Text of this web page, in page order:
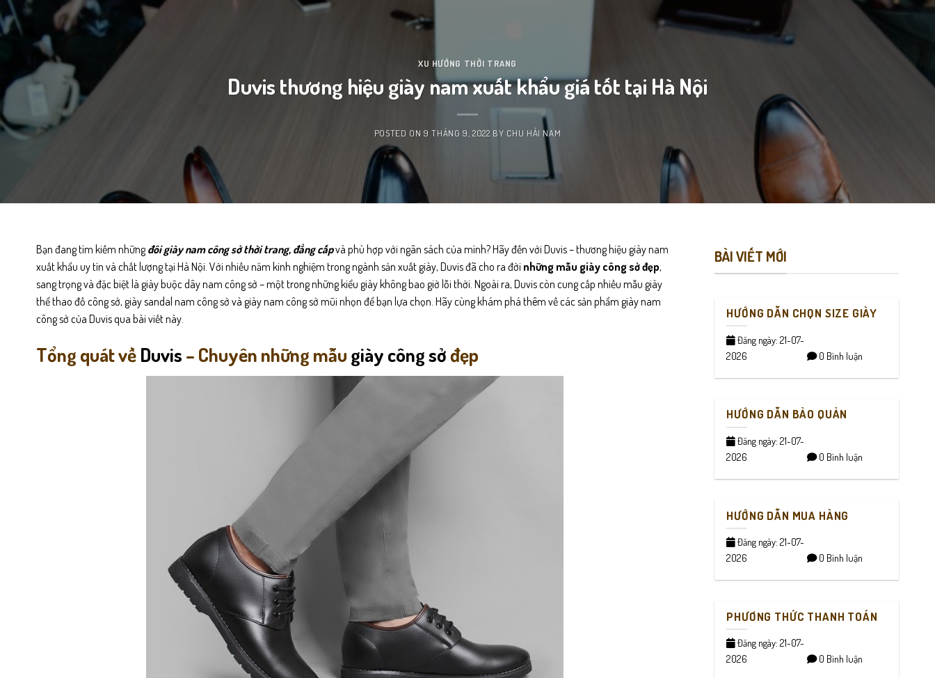
XU HƯỚNG THỜI TRANG
Duvis thương hiệu giày nam xuất khẩu giá tốt tại Hà Nội
POSTED ON9 THÁNG 9, 2022 BY CHU HẢI NAM
Bạn đang tìm kiếm nhữngđôi giày nam công sở thời trang, đẳng cấpvà phù hợp với ngân sách của mình? Hãy đến với Duvis– thương hiệu giày nam
xuất khẩu uy tín và chất lượng tại Hà Nội. Với nhiều năm kinh nghiệm trong ngành sản xuất giày, Duvis đã cho ra đời những mẫu giày công sở đẹp,
sang trọng và đặc biệt là giày buộc dây nam công sở – một trong những kiểu giày không bao giờ lỗi thời. Ngoài ra, Duvis còn cung cấp nhiều mẫu giày
thể thao đồ công sở, giày sandal nam công sở và giày nam công sở mũi nhọn để bạn lựa chọn. Hãy cùng khám phá thêm về các sản phẩm giày nam
công sở của Duvis qua bài viết này.
Tổng quát về Duvis – Chuyên những mẫu giày công sởđẹp
BÀI VIẾT MỚI
HƯỚNG DẪN CHỌN SIZE GIÀY
Đăng ngày: 21-07-
2026
0 Bình luận
HƯỚNG DẪN BẢO QUẢN
Đăng ngày: 21-07-
2026
0 Bình luận
HƯỚNG DẪN MUA HÀNG
Đăng ngày: 21-07-
2026
0 Bình luận
PHƯƠNG THỨC THANH TOÁN
Đăng ngày: 21-07-
2026
0 Bình luận